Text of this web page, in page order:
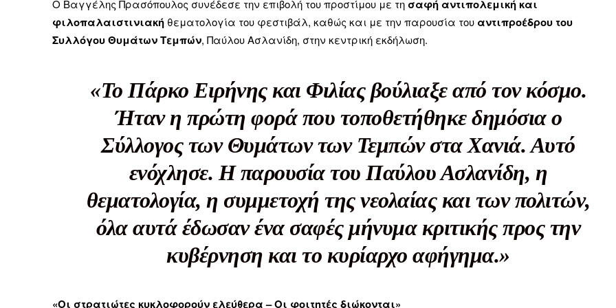
Δεν μπορούν όλοι να πληρώσουν. Και το σεβόμαστε.
Αν βρίσκεσαι σε δύσκολη οικονομική κατάσταση, συνέχισε να μας διαβάζεις δωρεάν.
παραμένει προσβάσιμη για όλους.
Αν όμως μπορείς, στήριξέ μας σήμερα. Ορίστε δύο καλοί λόγοι για να το κάνεις:
Η στήριξή σου ενισχύει άμεσα την ποιότητα και την ανεξαρτησία της
Κοστίζει λιγότερο από έναν καφέ και η διαδικασία διαρκεί λιγότερο από 1 λεπτό.
Επίλεξε σήμερα να γίνεις συνδρομητής ή δωρητής.
Γίνε συνδρομητής
Ο Βαγγέλης Πρασόπουλος συνέδεσε την επιβολή του προστίμου με τη σαφή αντιπολεμική και
φιλοπαλαιστινιακή θεματολογία του φεστιβάλ, καθώς και με την παρουσία του αντιπροέδρου του
Συλλόγου Θυμάτων Τεμπών, Παύλου Ασλανίδη, στην κεντρική εκδήλωση.
«Το Πάρκο Ειρήνης και Φιλίας βούλιαξε από τον κόσμο.
Ήταν η πρώτη φορά που τοποθετήθηκε δημόσια ο
Σύλλογος των Θυμάτων των Τεμπών στα Χανιά. Αυτό
ενόχλησε. Η παρουσία του Παύλου Ασλανίδη, η
θεματολογία, η συμμετοχή της νεολαίας και των πολιτών,
όλα αυτά έδωσαν ένα σαφές μήνυμα κριτικής προς την
κυβέρνηση και το κυρίαρχο αφήγημα.»
«Οι στρατιώτες κυκλοφορούν ελεύθερα – Οι φοιτητές διώκονται»